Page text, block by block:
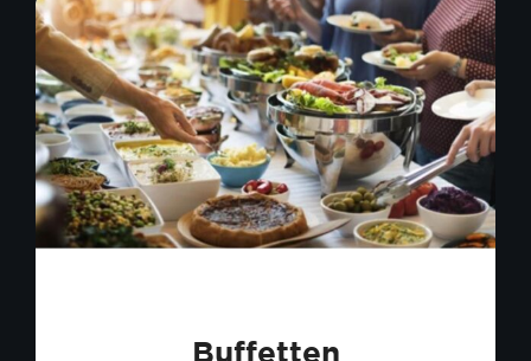
Buffetten